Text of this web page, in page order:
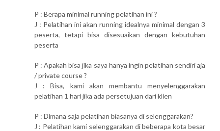
P : Berapa minimal running pelatihan ini ?
J : Pelatihan ini akan running idealnya minimal dengan 3
peserta, tetapi bisa disesuaikan dengan kebutuhan
peserta
P : Apakah bisa jika saya hanya ingin pelatihan sendiri aja
/ private course ?
J : Bisa, kami akan membantu menyelenggarakan
pelatihan 1 hari jika ada persetujuan dari klien
P : Dimana saja pelatihan biasanya di selenggarakan?
J : Pelatihan kami selenggarakan di beberapa kota besar